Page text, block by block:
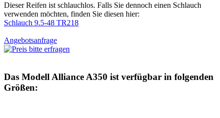
Dieser Reifen ist schlauchlos. Falls Sie dennoch einen Schlauch
verwenden möchten, finden Sie diesen hier:
Schlauch 9.5-48 TR218
Angebotsanfrage
Das Modell Alliance A350 ist verfügbar in folgenden
Größen: